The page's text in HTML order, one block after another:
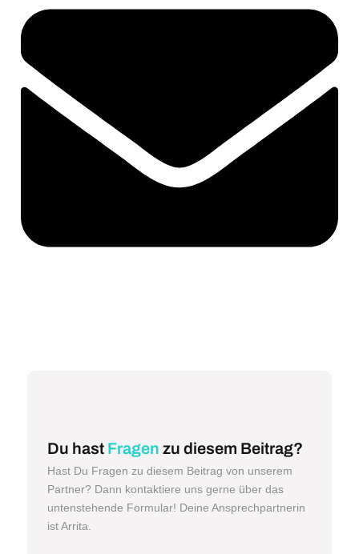
Du hast Fragen zu diesem Beitrag?
Hast Du Fragen zu diesem Beitrag von unserem
Partner? Dann kontaktiere uns gerne über das
untenstehende Formular! Deine Ansprechpartnerin
ist Arrita.